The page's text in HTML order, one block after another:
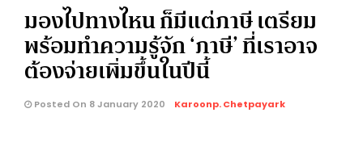
มองไปทางไหน ก็มีแต่ภาษี เตรียม
พร้อมทำความรู้จัก ‘ภาษี’ ที่เราอาจ
ต้องจ่ายเพิ่มขึ้นในปีนี้
Posted On 8 January 2020 Karoonp. Chetpayark